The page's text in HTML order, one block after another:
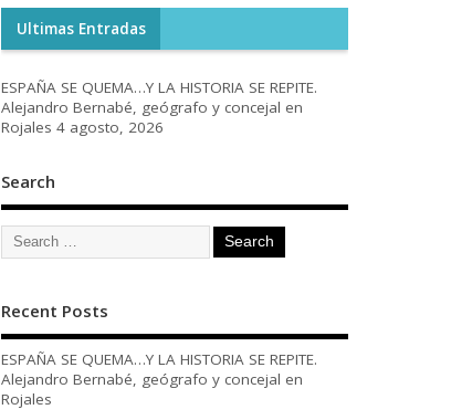
Ultimas Entradas
ESPAÑA SE QUEMA…Y LA HISTORIA SE REPITE.
Alejandro Bernabé, geógrafo y concejal en
Rojales 4 agosto, 2026
Search
Recent Posts
ESPAÑA SE QUEMA…Y LA HISTORIA SE REPITE.
Alejandro Bernabé, geógrafo y concejal en
Rojales